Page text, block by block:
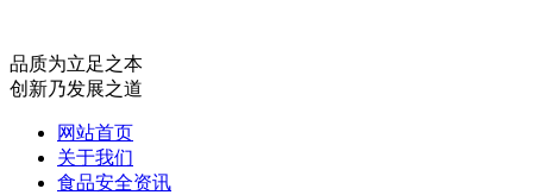
品质为立足之本
创新乃发展之道
网站首页
关于我们
食品安全资讯